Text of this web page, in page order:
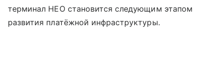
терминал НЕО становится следующим этапом
развития платёжной инфраструктуры.